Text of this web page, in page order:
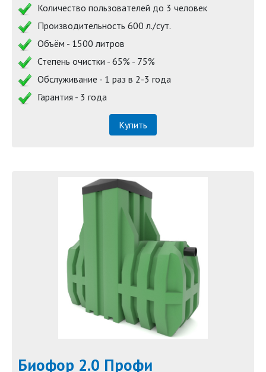
Количество пользователей до 3 человек
Производительность 600 л./сут.
Объём - 1500 литров
Степень очистки - 65% - 75%
Обслуживание - 1 раз в 2-3 года
Гарантия - 3 года
Купить
Биофор 2.0 Профи